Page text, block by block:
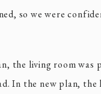
so we were
the living room was
In the new plan, the